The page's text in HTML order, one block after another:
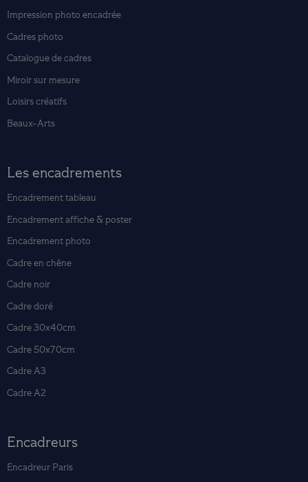
Impression photo encadrée
Cadres photo
Catalogue de cadres
Miroir sur mesure
Loisirs créatifs
Beaux-Arts
Les encadrements
Encadrement tableau
Encadrement affiche & poster
Encadrement photo
Cadre en chêne
Cadre noir
Cadre doré
Cadre 30x40cm
Cadre 50x70cm
Cadre A3
Cadre A2
Encadreurs
Encadreur Paris